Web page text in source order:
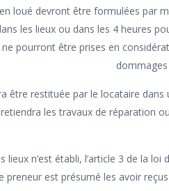
loué devront être formulées par
les lieux ou dans les 4 heures
pourront être prises en
dommages
être restituée par le locataire dans
les travaux de réparation
lieux n’est établi, l’article 3 de la
preneur est présumé les avoir